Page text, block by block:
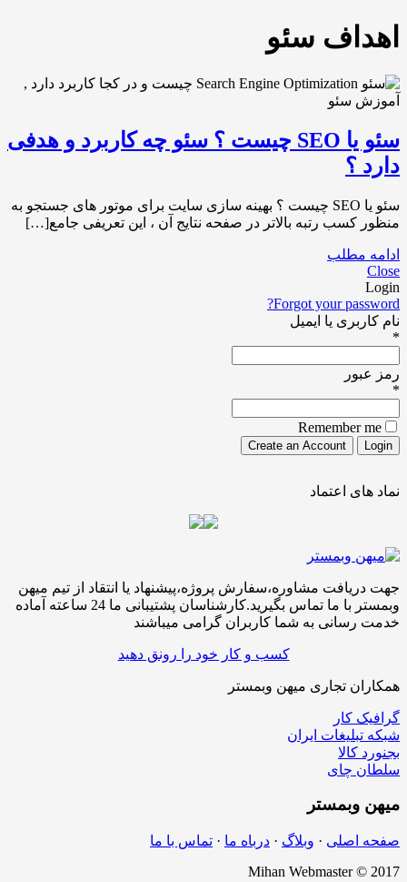
اهداف سئو
سئو یا SEO چیست ؟ سئو چه کاربرد و هدفی
دارد ؟
سئو یا SEO چیست ؟ بهینه سازی سایت برای موتور های جستجو به
منظور کسب رتبه بالاتر در صفحه نتایج آن ، این تعریفی جامع[…]
ادامه مطلب
Close
Login
Forgot your password?
نام کاربری یا ایمیل
*
رمز عبور
*
Remember me
نماد های اعتماد
جهت دریافت مشاوره،سفارش پروژه،پیشنهاد یا انتقاد از تیم میهن
وبمستر با ما تماس بگیرید.کارشناسان پشتیبانی ما 24 ساعته آماده
خدمت رسانی به شما کاربران گرامی میباشند
کسب و کار خود را رونق دهید
همکاران تجاری میهن وبمستر
گرافیک کار
شبکه تبلیغات ایران
بجنورد کالا
سلطان چای
میهن وبمستر
صفحه اصلی · وبلاگ · درباه ما · تماس با ما
Mihan Webmaster © 2017